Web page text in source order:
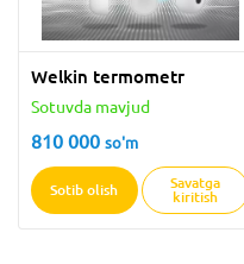
Welkin termometr
Sotuvda mavjud
810 000 so'm
Sotib olish
Savatga
kiritish